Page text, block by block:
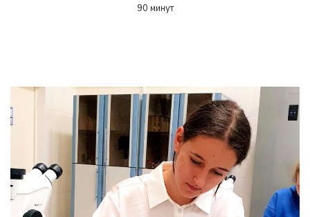
90 минут